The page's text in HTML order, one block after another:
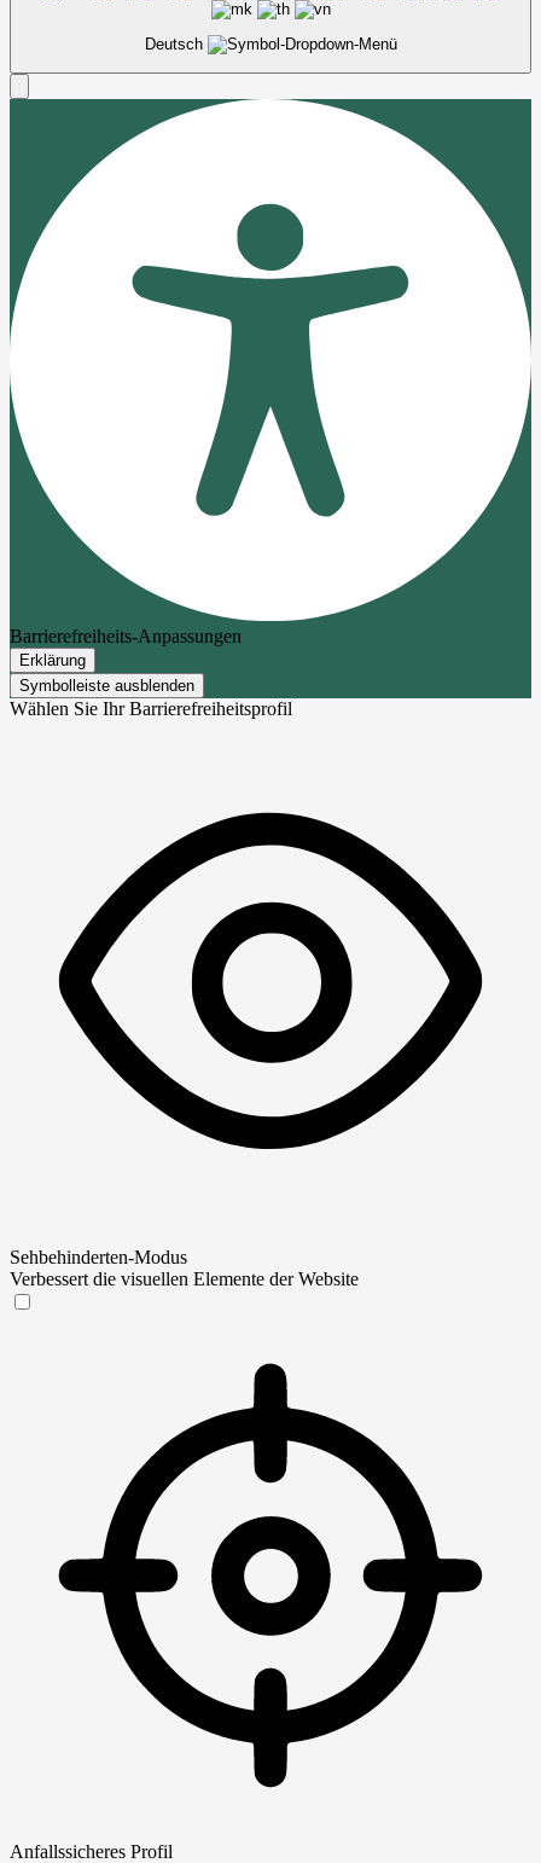
Deutsch
Barrierefreiheits-Anpassungen
Erklärung
Symbolleiste ausblenden
Wählen Sie Ihr Barrierefreiheitsprofil
Sehbehinderten-Modus
Verbessert die visuellen Elemente der Website
Anfallssicheres Profil